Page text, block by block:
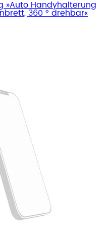
»Auto Handyhalterung
360 ° drehbar«